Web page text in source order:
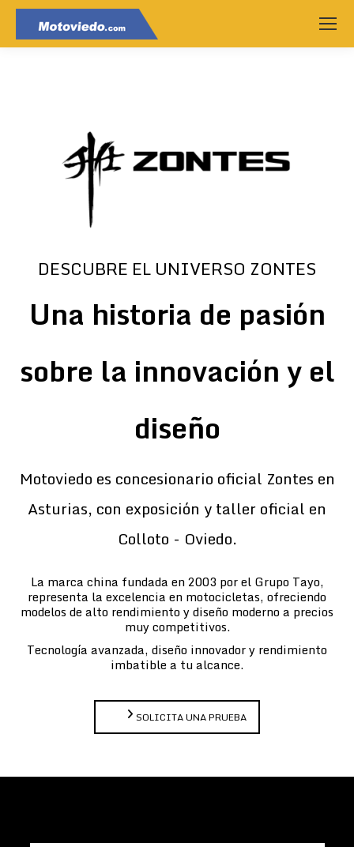
DESCUBRE EL UNIVERSO ZONTES
Una historia de pasión
sobre la innovación y el
diseño
Motoviedo es concesionario oficial Zontes en
Asturias, con exposición y taller oficial en
Colloto - Oviedo.
La marca china fundada en 2003 por el Grupo Tayo,
representa la excelencia en motocicletas, ofreciendo
modelos de alto rendimiento y diseño moderno a precios
muy competitivos.
Tecnología avanzada, diseño innovador y rendimiento
imbatible a tu alcance.
SOLICITA UNA PRUEBA